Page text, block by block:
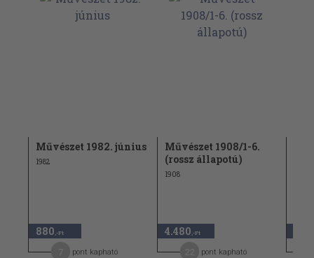
Művészet 1982. június
1982
880 ,-Ft
pont kapható
Művészet 1908/1-6.
(rossz állapotú)
1908
4.480 ,-Ft
pont kapható